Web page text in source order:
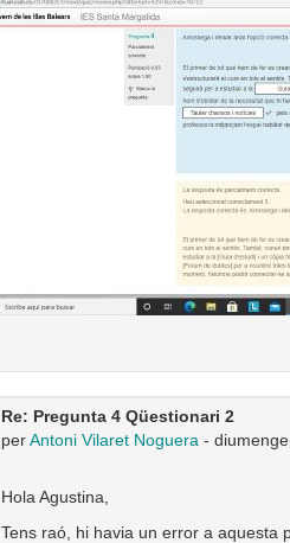
Re: Pregunta 4 Qüestionari 2
perAntoni Vilaret Noguera -
Hola Agustina,
Tens raó, hi havia un error a aquesta